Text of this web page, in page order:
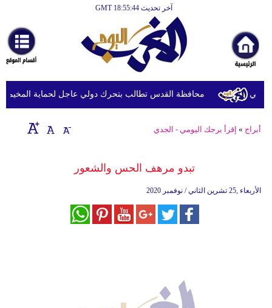
آخر تحديث GMT 18:55:44
أخبارعاجلة
رياضة
ثقافة
إقتصاد
محافظة القدس تطالب بتحرك دولي عاجل لحماية المخيمات
أبراج » إقرأ برجك اليومي - الجدي
تبدو مرهف الحس والشعور
الأربعاء ,25 تشرين الثاني / نوفمبر 2020